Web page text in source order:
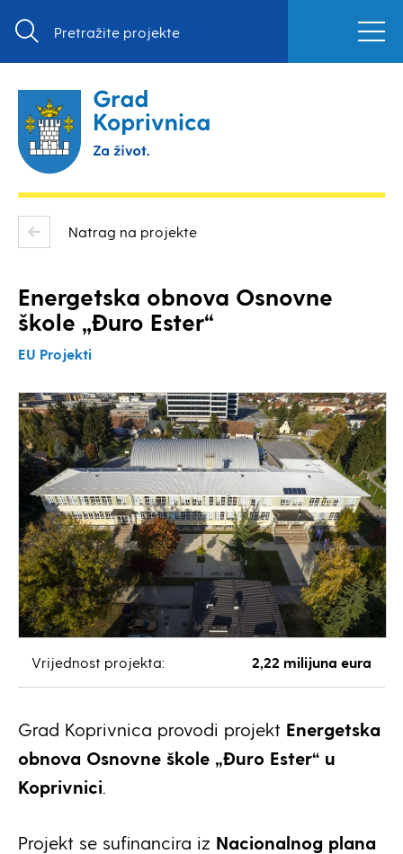
Natrag na projekte
Energetska obnova Osnovne
škole „Đuro Ester“
EU Projekti
Vrijednost projekta: 2,22 milijuna eura
Grad Koprivnica provodi projekt Energetska
obnova Osnovne škole „Đuro Ester“ u
Koprivnici.
Projekt se sufinancira iz Nacionalnog plana